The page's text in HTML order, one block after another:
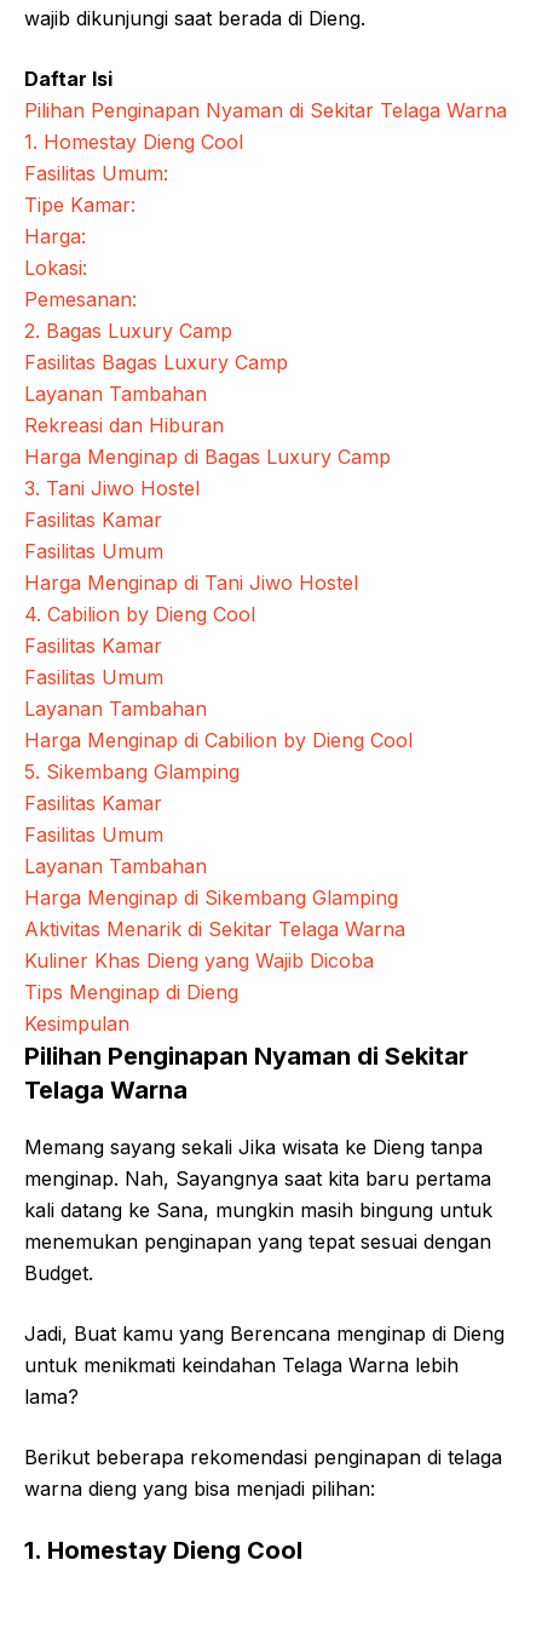
wajib dikunjungi saat berada di Dieng.
Daftar Isi
Pilihan Penginapan Nyaman di Sekitar Telaga Warna
1. Homestay Dieng Cool
Fasilitas Umum:
Tipe Kamar:
Harga:
Lokasi:
Pemesanan:
2. Bagas Luxury Camp
Fasilitas Bagas Luxury Camp
Layanan Tambahan
Rekreasi dan Hiburan
Harga Menginap di Bagas Luxury Camp
3. Tani Jiwo Hostel
Fasilitas Kamar
Fasilitas Umum
Harga Menginap di Tani Jiwo Hostel
4. Cabilion by Dieng Cool
Fasilitas Kamar
Fasilitas Umum
Layanan Tambahan
Harga Menginap di Cabilion by Dieng Cool
5. Sikembang Glamping
Fasilitas Kamar
Fasilitas Umum
Layanan Tambahan
Harga Menginap di Sikembang Glamping
Aktivitas Menarik di Sekitar Telaga Warna
Kuliner Khas Dieng yang Wajib Dicoba
Tips Menginap di Dieng
Kesimpulan
Pilihan Penginapan Nyaman di Sekitar
Telaga Warna
Memang sayang sekali Jika wisata ke Dieng tanpa
menginap. Nah, Sayangnya saat kita baru pertama
kali datang ke Sana, mungkin masih bingung untuk
menemukan penginapan yang tepat sesuai dengan
Budget.
Jadi, Buat kamu yang Berencana menginap di Dieng
untuk menikmati keindahan Telaga Warna lebih
lama?
Berikut beberapa rekomendasi penginapan di telaga
warna dieng yang bisa menjadi pilihan:
1. Homestay Dieng Cool